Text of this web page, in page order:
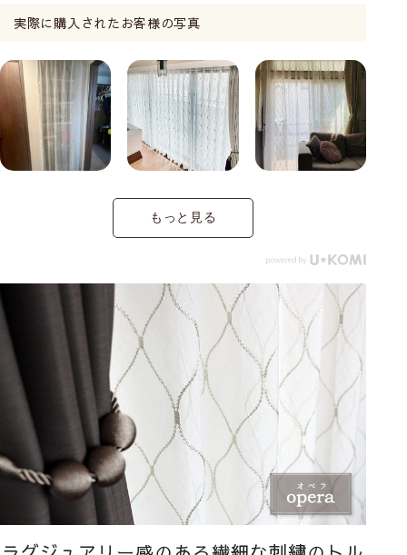
実際に購入されたお客様の写真
もっと見る